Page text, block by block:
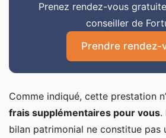
Prenez rendez-vous
conseiller de
Prendre rendez-
Comme indiqué, cette prestation
frais supplémentaires pour vous.
bilan patrimonial ne constitue pas